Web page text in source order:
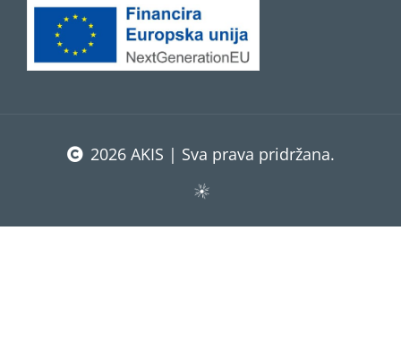
2026 AKIS | Sva prava pridržana.